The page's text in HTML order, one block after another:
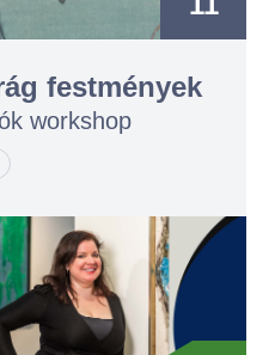
12
festmények
workshop